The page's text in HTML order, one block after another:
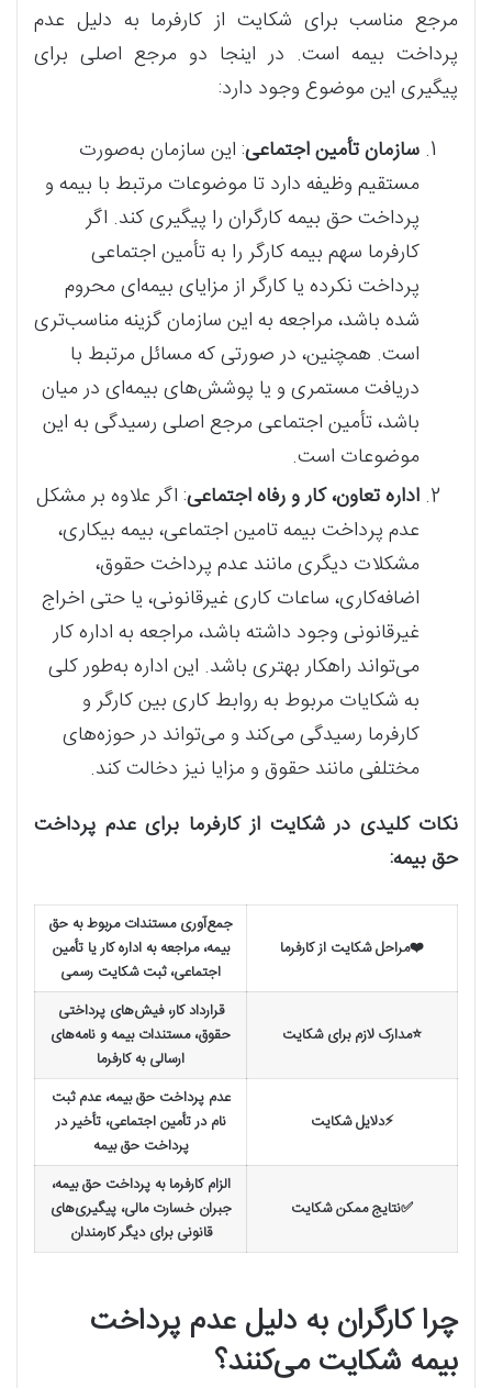
مرجع مناسب برای شکایت از کارفرما به دلیل عدم
پرداخت بیمه است. در اینجا دو مرجع اصلی برای
پیگیری این موضوع وجود دارد:
سازمان تأمین اجتماعی: این سازمان به‌صورت
مستقیم وظیفه دارد تا موضوعات مرتبط با بیمه و
پرداخت حق بیمه کارگران را پیگیری کند. اگر
کارفرما سهم بیمه کارگر را به تأمین اجتماعی
پرداخت نکرده یا کارگر از مزایای بیمه‌ای محروم
شده باشد، مراجعه به این سازمان گزینه مناسب‌تری
است. همچنین، در صورتی که مسائل مرتبط با
دریافت مستمری و یا پوشش‌های بیمه‌ای در میان
باشد، تأمین اجتماعی مرجع اصلی رسیدگی به این
موضوعات است.
اداره تعاون، کار و رفاه اجتماعی: اگر علاوه بر مشکل
عدم پرداخت بیمه تامین اجتماعی، بیمه بیکاری،
مشکلات دیگری مانند عدم پرداخت حقوق،
اضافه‌کاری، ساعات کاری غیرقانونی، یا حتی اخراج
غیرقانونی وجود داشته باشد، مراجعه به اداره کار
می‌تواند راهکار بهتری باشد. این اداره به‌طور کلی
به شکایات مربوط به روابط کاری بین کارگر و
کارفرما رسیدگی می‌کند و می‌تواند در حوزه‌های
مختلفی مانند حقوق و مزایا نیز دخالت کند.
نکات کلیدی در شکایت از کارفرما برای عدم پرداخت
حق بیمه:
❤️مراحل شکایت از کارفرما
جمع‌آوری مستندات مربوط به حق
بیمه، مراجعه به اداره کار یا تأمین
اجتماعی، ثبت شکایت رسمی
⭐مدارک لازم برای شکایت
قرارداد کار، فیش‌های پرداختی
حقوق، مستندات بیمه و نامه‌های
ارسالی به کارفرما
⚡دلایل شکایت
عدم پرداخت حق بیمه، عدم ثبت
نام در تأمین اجتماعی، تأخیر در
پرداخت حق بیمه
✅نتایج ممکن شکایت
الزام کارفرما به پرداخت حق بیمه،
جبران خسارت مالی، پیگیری‌های
قانونی برای دیگر کارمندان
چرا کارگران به دلیل عدم پرداخت
بیمه شکایت می‌کنند؟